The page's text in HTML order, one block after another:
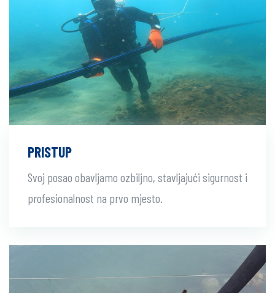
PRISTUP
Svoj posao obavljamo ozbiljno, stavljajući sigurnost i
profesionalnost na prvo mjesto.